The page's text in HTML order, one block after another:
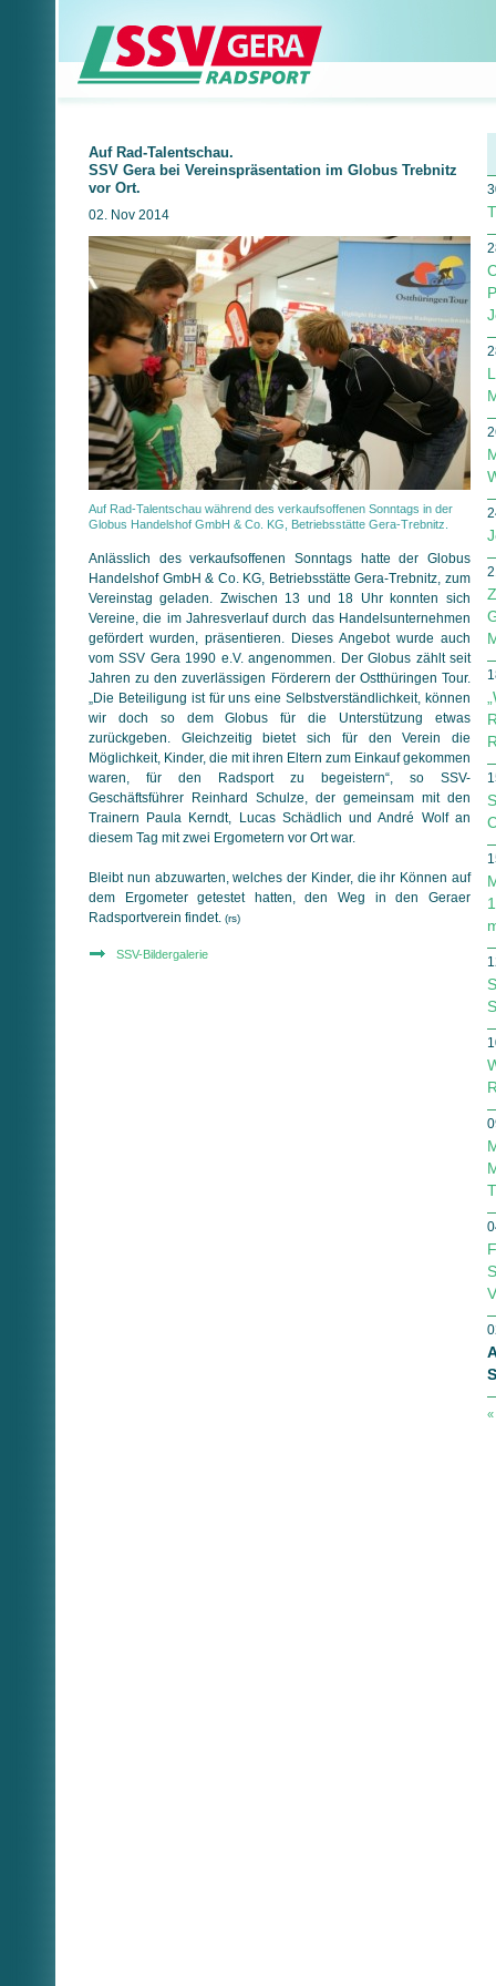
Auf Rad-Talentschau.
SSV Gera bei Vereinspräsentation im Globus Trebnitz
vor Ort.
02. Nov 2014
Auf Rad-Talentschau während des verkaufsoffenen Sonntags in der
Globus Handelshof GmbH & Co. KG, Betriebsstätte Gera-Trebnitz.
Anlässlich des verkaufsoffenen Sonntags hatte der Globus
Handelshof GmbH & Co. KG, Betriebsstätte Gera-Trebnitz, zum
Vereinstag geladen. Zwischen 13 und 18 Uhr konnten sich
Vereine, die im Jahresverlauf durch das Handelsunternehmen
gefördert wurden, präsentieren. Dieses Angebot wurde auch
vom SSV Gera 1990 e.V. angenommen. Der Globus zählt seit
Jahren zu den zuverlässigen Förderern der Ostthüringen Tour.
„Die Beteiligung ist für uns eine Selbstverständlichkeit, können
wir doch so dem Globus für die Unterstützung etwas
zurückgeben. Gleichzeitig bietet sich für den Verein die
Möglichkeit, Kinder, die mit ihren Eltern zum Einkauf gekommen
waren, für den Radsport zu begeistern“, so SSV-
Geschäftsführer Reinhard Schulze, der gemeinsam mit den
Trainern Paula Kerndt, Lucas Schädlich und André Wolf an
diesem Tag mit zwei Ergometern vor Ort war.
Bleibt nun abzuwarten, welches der Kinder, die ihr Können auf
dem Ergometer getestet hatten, den Weg in den Geraer
Radsportverein findet. (rs)
SSV-Bildergalerie
«